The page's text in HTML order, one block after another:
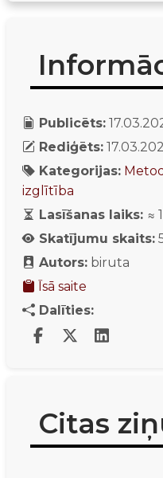
Publicēts:
Rediģēts:
Kategorijas:
izglītība
Lasīšanas laiks: ≈ 1
Skatījumu skaits:
Autors: biruta
Īsā saite
Dalīties:
Citas